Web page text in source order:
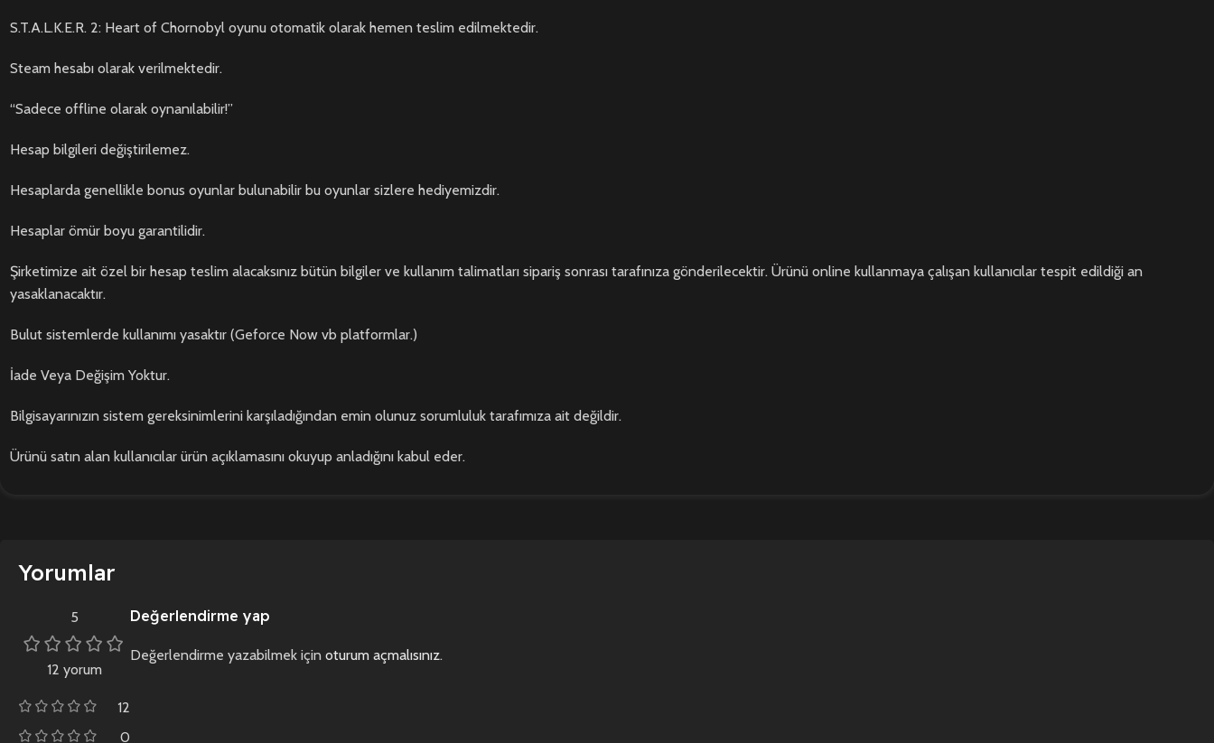
S.T.A.L.K.E.R. 2: Heart of Chornobyl oyunu otomatik olarak hemen teslim edilmektedir.
Steam hesabı olarak verilmektedir.
“Sadece offline olarak oynanılabilir!”
Hesap bilgileri değiştirilemez.
Hesaplarda genellikle bonus oyunlar bulunabilir bu oyunlar sizlere hediyemizdir.
Hesaplar ömür boyu garantilidir.
Şirketimize ait özel bir hesap teslim alacaksınız bütün bilgiler ve kullanım talimatları sipariş sonrası tarafınıza gönderilecektir. Ürünü online kullanmaya çalışan kullanıcılar tespit edildiği an
yasaklanacaktır.
Bulut sistemlerde kullanımı yasaktır (Geforce Now vb platformlar.)
İade Veya Değişim Yoktur.
Bilgisayarınızın sistem gereksinimlerini karşıladığından emin olunuz sorumluluk tarafımıza ait değildir.
Ürünü satın alan kullanıcılar ürün açıklamasını okuyup anladığını kabul eder.
Yorumlar
5
12 yorum
12
0
Değerlendirme yap
Değerlendirme yazabilmek için oturum açmalısınız.